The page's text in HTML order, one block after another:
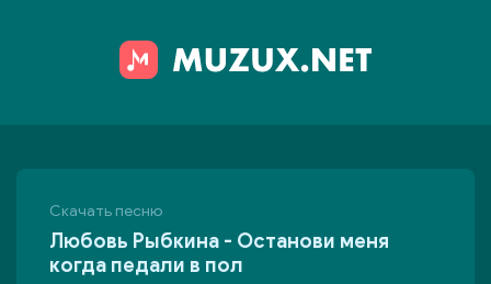
Скачать песню
Любовь Рыбкина - Останови меня
когда педали в пол